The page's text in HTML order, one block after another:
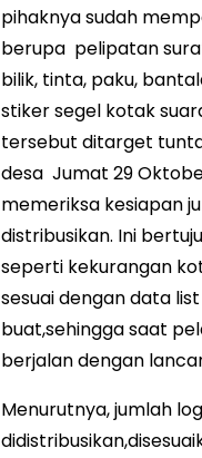
pihaknya sudah
berupa pelipatan
bilik, tinta, paku,
stiker segel kotak
tersebut ditarget
desa Jumat 29
memeriksa kesiapan
distribusikan. Ini
seperti kekurangan
sesuai dengan data
buat,sehingga saat
berjalan dengan
Menurutnya, jumlah